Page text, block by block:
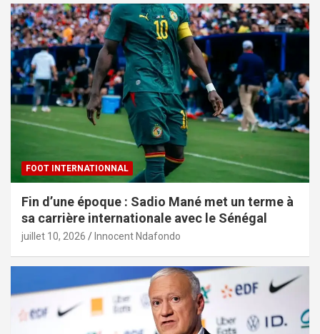
FOOT INTERNATIONNAL
Fin d’une époque : Sadio Mané met un terme à
sa carrière internationale avec le Sénégal
juillet 10, 2026 Innocent Ndafondo